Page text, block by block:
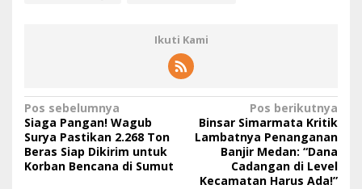
Ikuti Kami
N
a
v
Pos sebelumnya
Siaga Pangan! Wagub
Surya Pastikan 2.268 Ton
Beras Siap Dikirim untuk
Korban Bencana di Sumut
Pos berikutnya
Binsar Simarmata Kritik
Lambatnya Penanganan
Banjir Medan: “Dana
Cadangan di Level
Kecamatan Harus Ada!”